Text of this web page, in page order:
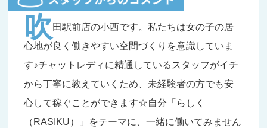
吹 田駅前店の小西です。私たちは女の子の居
心地が良く働きやすい空間づくりを意識していま
す♪チャットレディに精通しているスタッフがイチ
から丁寧に教えていくため、未経験者の方でも安
心して稼ぐことができます☆自分「らしく
（RASIKU）」をテーマに、一緒に働いてみません